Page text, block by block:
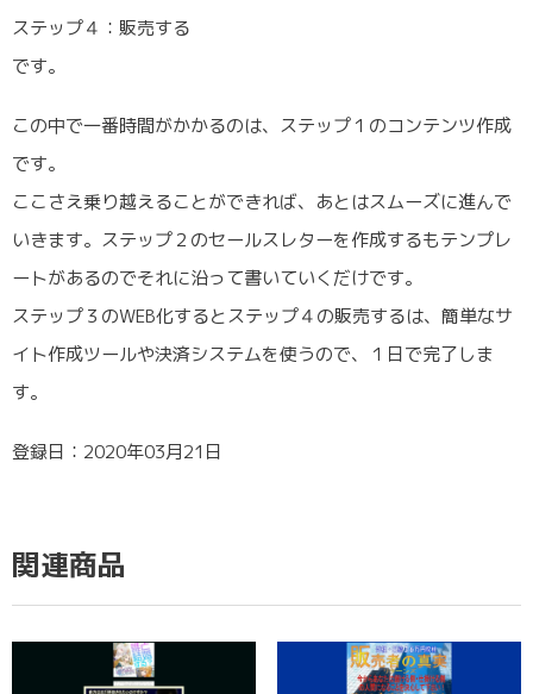
ステップ４：販売する
です。
この中で一番時間がかかるのは、ステップ１のコンテンツ作成
です。
ここさえ乗り越えることができれば、あとはスムーズに進んで
いきます。ステップ２のセールスレターを作成するもテンプレ
ートがあるのでそれに沿って書いていくだけです。
ステップ３のWEB化するとステップ４の販売するは、簡単なサ
イト作成ツールや決済システムを使うので、１日で完了しま
す。
登録日：2020年03月21日
関連商品